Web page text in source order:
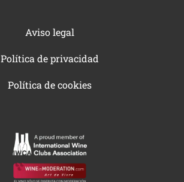
Aviso legal
Política de privacidad
Política de cookies